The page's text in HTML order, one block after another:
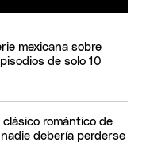
mexicana sobre
de solo 10
clásico romántico de
debería perderse